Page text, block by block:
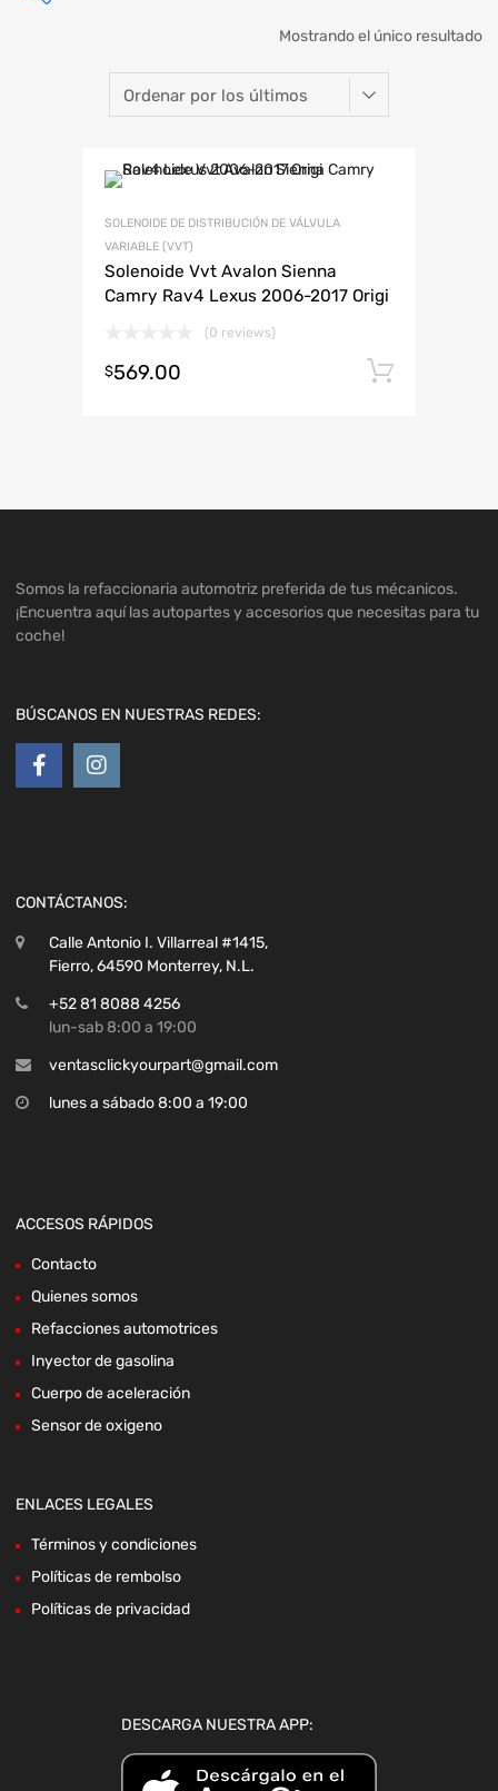
Mostrando el único resultado
SOLENOIDE DE DISTRIBUCIÓN DE VÁLVULA
VARIABLE (VVT)
Solenoide Vvt Avalon Sienna
Camry Rav4 Lexus 2006-2017 Origi
(0 reviews)
$569.00
Somos la refaccionaria automotriz preferida de tus mécanicos.
¡Encuentra aquí las autopartes y accesorios que necesitas para tu
coche!
BÚSCANOS EN NUESTRAS REDES:
CONTÁCTANOS:
Calle Antonio I. Villarreal #1415,
Fierro, 64590 Monterrey, N.L.
+52 81 8088 4256
lun-sab 8:00 a 19:00
ventasclickyourpart@gmail.com
lunes a sábado 8:00 a 19:00
ACCESOS RÁPIDOS
Contacto
Quienes somos
Refacciones automotrices
Inyector de gasolina
Cuerpo de aceleración
Sensor de oxigeno
ENLACES LEGALES
Términos y condiciones
Políticas de rembolso
Políticas de privacidad
DESCARGA NUESTRA APP: